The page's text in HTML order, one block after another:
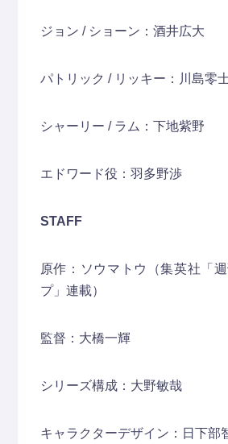
ジョン / ショーン：酒井広大
パトリック / リッキー：川島零
シャーリー / ラム：下地紫野
エドワード役：羽多野渉
STAFF
原作：ソウマトウ（集英社「
プ」連載）
監督：大橋一輝
シリーズ構成：大野敏哉
キャラクターデザイン：日下部